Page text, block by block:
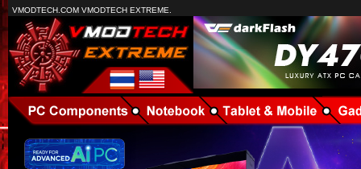
VMODTECH.COM VMODTECH EXTREME.